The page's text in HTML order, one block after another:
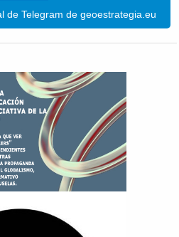
de Telegram de geoestrategia.eu